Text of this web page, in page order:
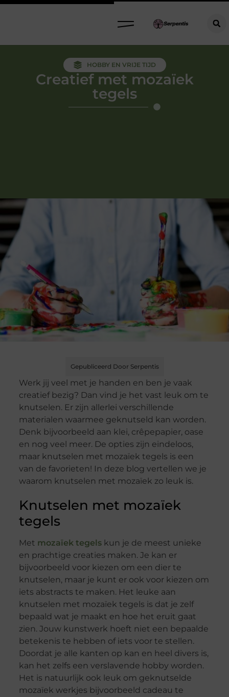
HOBBY EN VRIJE TIJD
Creatief met mozaïek
tegels
Gepubliceerd Door Serpentis
Werk jij veel met je handen en ben je vaak
creatief bezig? Dan vind je het vast leuk om te
knutselen. Er zijn allerlei verschillende
materialen waarmee geknutseld kan worden.
Denk bijvoorbeeld aan klei, crêpepapier, oase
en nog veel meer. De opties zijn eindeloos,
maar knutselen met mozaïek tegels is een
van de favorieten! In deze blog vertellen we je
waarom knutselen met mozaïek zo leuk is.
Knutselen met mozaïek
tegels
Met mozaïek tegelskun je de meest unieke
en prachtige creaties maken. Je kan er
bijvoorbeeld voor kiezen om een dier te
knutselen, maar je kunt er ook voor kiezen om
iets abstracts te maken. Het leuke aan
knutselen met mozaïek tegels is dat je zelf
bepaald wat je maakt en hoe het eruit gaat
zien. Jouw kunstwerk hoeft niet een bepaalde
betekenis te hebben of iets voor te stellen.
Doordat je alle kanten op kan en heel divers is,
kan het zelfs een verslavende hobby worden.
Het is natuurlijk ook leuk om geknutselde
mozaïek werkjes bijvoorbeeld cadeau te